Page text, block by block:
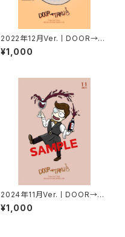
2022年12月Ver.丨DOOR→T
AKUポストカード
¥1,000
2024年11月Ver.丨DOOR→TA
KUポストカード
¥1,000